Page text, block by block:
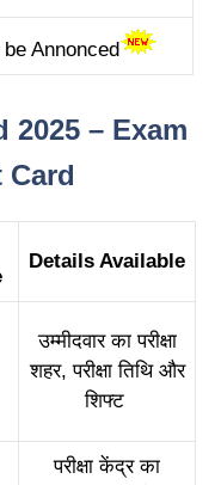
be Annonced
2025 – Exam
Card
Details Available
उम्मीदवार का परीक्षा
शहर, परीक्षा तिथि और
शिफ्ट
परीक्षा केंद्र का